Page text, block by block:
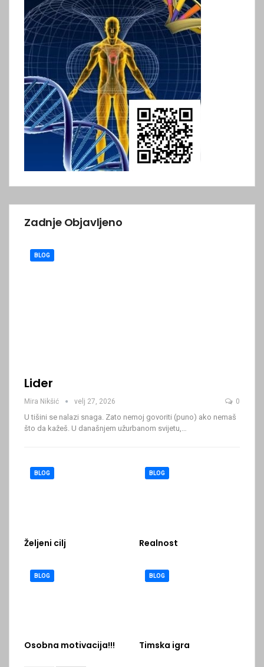
Zadnje Objavljeno
BLOG
Lider
Mira Nikšić velj 27, 2026 0
U tišini se nalazi snaga. Zato nemoj govoriti (puno) ako nemaš
što da kažeš. U današnjem užurbanom svijetu,
BLOG
Željeni cilj
BLOG
Realnost
BLOG
Osobna motivacija!!!
BLOG
Timska igra